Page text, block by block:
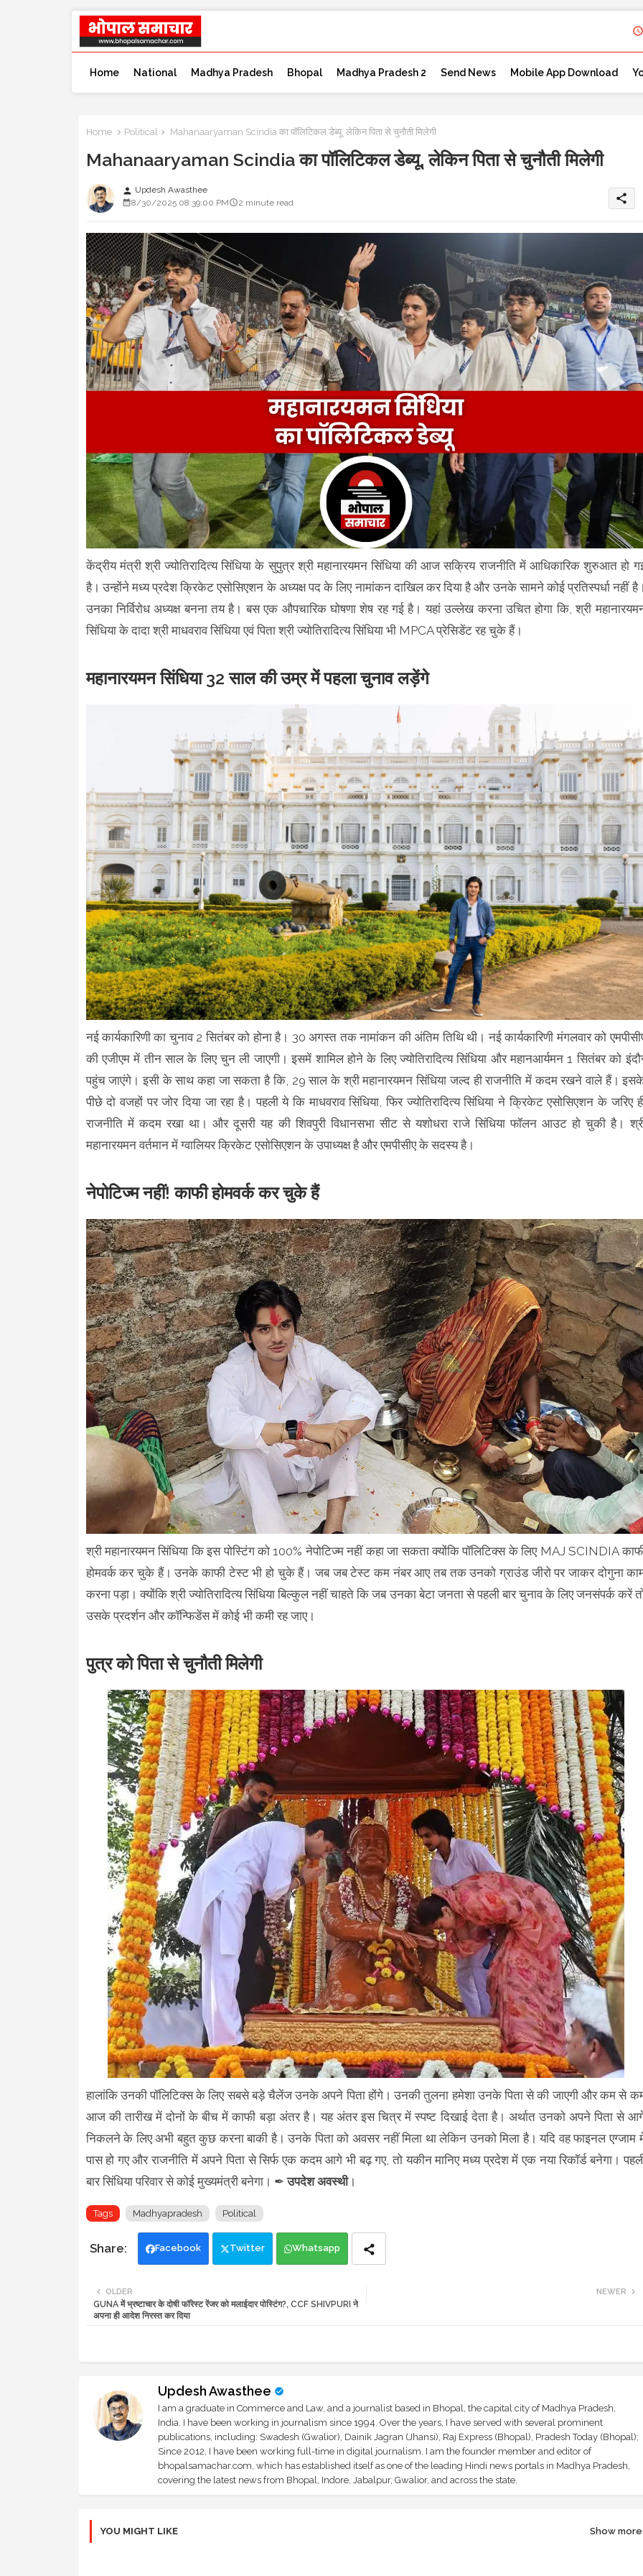
Home National Madhya Pradesh Bhopal Madhya Pradesh 2 Send News Mobile App Download
Home Political Mahanaaryaman Scindia का पॉलिटिकल डेब्यू, लेकिन पिता से चुनौती मिलेगी
Mahanaaryaman Scindia का पॉलिटिकल डेब्यू, लेकिन पिता से चुनौती मिलेगी
person Updesh Awasthee
8/30/2025 08:39:00 PM
2 minute read share
केंद्रीय मंत्री श्री ज्योतिरादित्य सिंधिया के सुपुत्र श्री महानारयमन सिंधिया की आज सक्रिय राजनीति में आधिकारिक शुरुआत हो
है। उन्होंने मध्य प्रदेश क्रिकेट एसोसिएशन के अध्यक्ष पद के लिए नामांकन दाखिल कर दिया है और उनके सामने कोई प्रतिस्पर्धा नहीं
उनका निर्विरोध अध्यक्ष बनना तय है। बस एक औपचारिक घोषणा शेष रह गई है। यहां उल्लेख करना उचित होगा कि, श्री
सिंधिया के दादा श्री माधवराव सिंधिया एवं पिता श्री ज्योतिरादित्य सिंधिया भी MPCA प्रेसिडेंट रह चुके हैं।
महानारयमन सिंधिया 32 साल की उम्र में पहला चुनाव लड़ेंगे
नई कार्यकारिणी का चुनाव 2 सितंबर को होना है। 30 अगस्त तक नामांकन की अंतिम तिथि थी। नई कार्यकारिणी मंगलवार को
की एजीएम में तीन साल के लिए चुन ली जाएगी। इसमें शामिल होने के लिए ज्योतिरादित्य सिंधिया और महानआर्यमन 1 सितंबर को
पहुंच जाएंगे। इसी के साथ कहा जा सकता है कि, 29 साल के श्री महानारयमन सिंधिया जल्द ही राजनीति में कदम रखने वाले हैं।
पीछे दो वजहों पर जोर दिया जा रहा है। पहली ये कि माधवराव सिंधिया, फिर ज्योतिरादित्य सिंधिया ने क्रिकेट एसोसिएशन के जरिए
राजनीति में कदम रखा था। और दूसरी यह की शिवपुरी विधानसभा सीट से यशोधरा राजे सिंधिया फॉलन आउट हो चुकी है।
महानारयमन वर्तमान में ग्वालियर क्रिकेट एसोसिएशन के उपाध्यक्ष है और एमपीसीए के सदस्य है।
नेपोटिज्म नहीं! काफी होमवर्क कर चुके हैं
श्री महानारयमन सिंधिया कि इस पोस्टिंग को 100% नेपोटिज्म नहीं कहा जा सकता क्योंकि पॉलिटिक्स के लिए MAJ SCINDIA
होमवर्क कर चुके हैं। उनके काफी टेस्ट भी हो चुके हैं। जब जब टेस्ट कम नंबर आए तब तक उनको ग्राउंड जीरो पर जाकर दोगुना
करना पड़ा। क्योंकि श्री ज्योतिरादित्य सिंधिया बिल्कुल नहीं चाहते कि जब उनका बेटा जनता से पहली बार चुनाव के लिए जनसंपर्क करें
उसके प्रदर्शन और कॉन्फिडेंस में कोई भी कमी रह जाए।
पुत्र को पिता से चुनौती मिलेगी
हालांकि उनकी पॉलिटिक्स के लिए सबसे बड़े चैलेंज उनके अपने पिता होंगे। उनकी तुलना हमेशा उनके पिता से की जाएगी और कम से
आज की तारीख में दोनों के बीच में काफी बड़ा अंतर है। यह अंतर इस चित्र में स्पष्ट दिखाई देता है। अर्थात उनको अपने पिता से
निकलने के लिए अभी बहुत कुछ करना बाकी है। उनके पिता को अवसर नहीं मिला था लेकिन उनको मिला है। यदि वह फाइनल एग्जाम
पास हो गए और राजनीति में अपने पिता से सिर्फ एक कदम आगे भी बढ़ गए, तो यकीन मानिए मध्य प्रदेश में एक नया रिकॉर्ड बनेगा।
बार सिंधिया परिवार से कोई मुख्यमंत्री बनेगा। ✒उपदेश अवस्थी।
Tags Madhyapradesh Political
Facebook Twitter Whatsapp
NEWER
OLDER
GUNA में भ्रष्टाचार के दोषी फॉरेस्ट रेंजर को मलाईदार पोस्टिंग?, CCF SHIVPURI ने
अपना ही आदेश निरस्त कर दिया
Updesh Awasthee
I am a graduate in Commerce and Law, and a journalist based in Bhopal, the capital city of Madhya Pradesh,
India. I have been working in journalism since 1994. Over the years, I have served with several prominent
publications, including: Swadesh (Gwalior), Dainik Jagran (Jhansi), Raj Express (Bhopal), Pradesh Today (Bhopal);
Since 2012, I have been working full-time in digital journalism. I am the founder member and editor of
bhopalsamachar.com, which has established itself as one of the leading Hindi news portals in Madhya Pradesh,
covering the latest news from Bhopal, Indore, Jabalpur, Gwalior, and across the state.
YOU MIGHT LIKE Show more